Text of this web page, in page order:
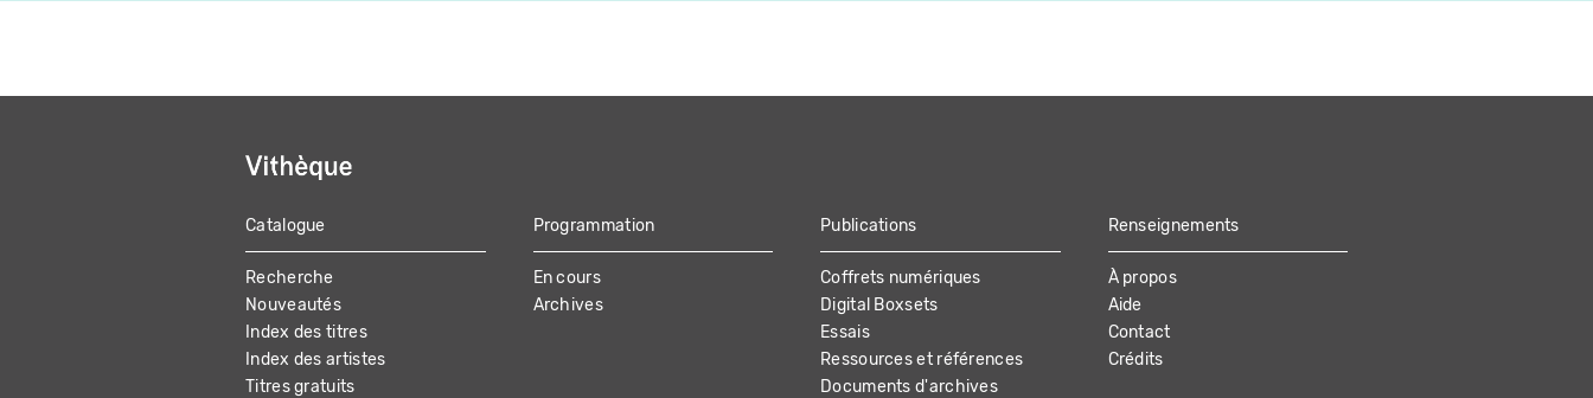
MAIN
NAVIGATION
Catalogue
Recherche
Nouveautés
Index des titres
Index des artistes
Titres gratuits
Programmation
En cours
Archives
Publications
Coffrets numériques
Digital Boxsets
Essais
Ressources et références
Documents d'archives
Renseignements
À propos
Aide
Contact
Crédits